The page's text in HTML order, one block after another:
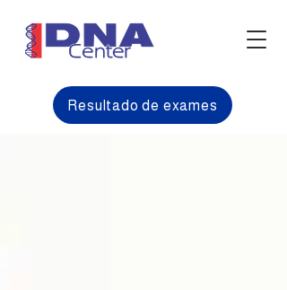
Resultado de exames